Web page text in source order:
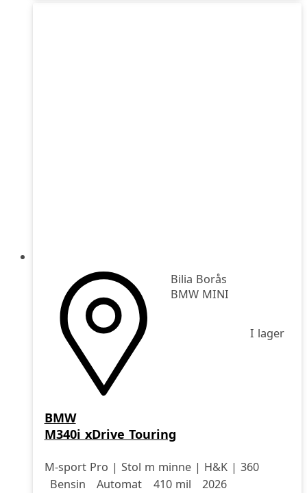
Bilia Borås
BMW MINI
I lager
BMW
M340i xDrive Touring
M-sport Pro | Stol m minne | H&K | 360
Drivmedel
Bensin
Drivmedel Automat
Miltal 410 mil
årsmodell 2026